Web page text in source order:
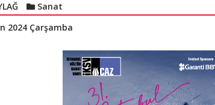
Sanat
2024 Çarşamba